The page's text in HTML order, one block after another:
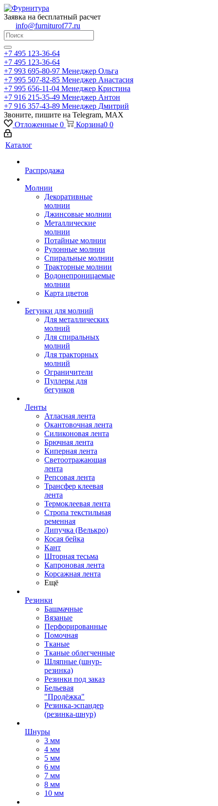
Заявка на бесплатный расчет
info@furniturof77.ru
+7 495 123-36-64
+7 495 123-36-64
+7 993 695-80-97 Менеджер Ольга
+7 995 507-82-85 Менеджер Анастасия
+7 995 656-11-04 Менеджер Кристина
+7 916 215-35-49 Менеджер Антон
+7 916 357-43-89 Менеджер Дмитрий
Звоните, пишите на Telegram, MAX
Отложенные 0 Корзина0 0
Каталог
Распродажа
Молнии
Декоративные
молнии
Джинсовые молнии
Металлические
молнии
Потайные молнии
Рулонные молнии
Спиральные молнии
Тракторные молнии
Водонепроницаемые
молнии
Карта цветов
Бегунки для молний
Для металлических
молний
Для спиральных
молний
Для тракторных
молний
Ограничители
Пуллеры для
бегунков
Ленты
Атласная лента
Окантовочная лента
Силиконовая лента
Брючная лента
Киперная лента
Светоотражающая
лента
Репсовая лента
Трансфер клеевая
лента
Термоклеевая лента
Стропа текстильная
ременная
Липучка (Велькро)
Косая бейка
Кант
Шторная тесьма
Капроновая лента
Корсажная лента
Ещё
Резинки
Башмачные
Вязаные
Перфорированные
Помочная
Тканые
Тканые облегченные
Шляпные (шнур-
резинка)
Резинки под заказ
Бельевая
"Продёжка"
Резинка-эспандер
(резинка-шнур)
Шнуры
3 мм
4 мм
5 мм
6 мм
7 мм
8 мм
10 мм